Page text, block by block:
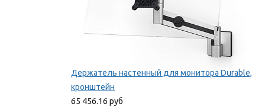
Держатель настенный для монитора Durable,
кронштейн
65 456.16 руб